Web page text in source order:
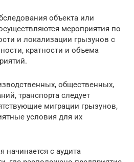
объекта или
мероприятия по
и локализации грызунов с
кратности и объема
общественных,
транспорта следует
миграции грызунов,
условия для их
начинается с аудита